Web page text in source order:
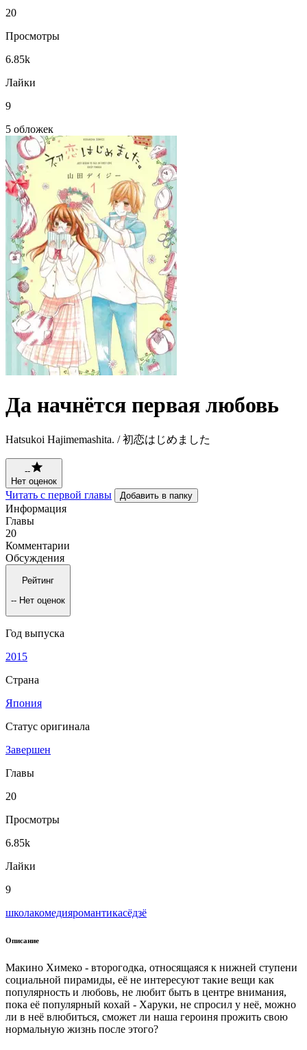
20
Просмотры
6.85k
Лайки
9
5 обложек
Да начнётся первая любовь
Hatsukoi Hajimemashita. / 初恋はじめました
--
Нет оценок
Читать с первой главы Добавить в папку
Информация
Главы
20
Комментарии
Обсуждения
Рейтинг
-- Нет оценок
Год выпуска
2015
Страна
Япония
Статус оригинала
Завершен
Главы
20
Просмотры
6.85k
Лайки
9
школакомедияромантикасёдзё
Описание
Макино Химеко - второгодка, относящаяся к нижней ступени
социальной пирамиды, её не интересуют такие вещи как
популярность и любовь, не любит быть в центре внимания,
пока её популярный кохай - Харуки, не спросил у неё, можно
ли в неё влюбиться, сможет ли наша героиня прожить свою
нормальную жизнь после этого?